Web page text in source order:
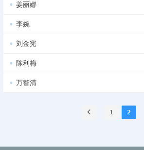
姜丽娜
李婉
刘金宪
陈利梅
万智清
1 2